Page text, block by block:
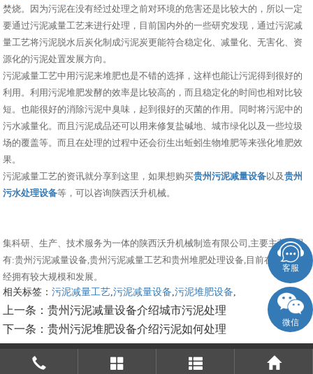
焚烧。因为污泥在没有经过处理之前对环境的危害还是比较大的，所以一定
要通过污泥减量工艺来进行处理，目前国内外的一些研究发现，通过污泥减
量工艺将污泥脱水后炭化制成污泥炭更能符合稳定化、减量化、无害化、资
源化的污泥处置发展方向。
污泥减量工艺中用污泥来堆肥也是不错的选择，这样也能让污泥得到很好的
利用。利用污泥堆肥发酵的效率是比较高的，而且稳定化的时间也相对比较
短。也能很好的消除污泥中臭味，起到很好的灭菌的作用。同时将污泥中的
污水减量化。而且污泥成品还可以用来修复盐碱地、城市绿化以及一些垃圾
场的覆盖等。而且在处理的过程中还会衍生出蚯蚓生物堆肥等来强化堆肥效
果。
污泥减量工艺的资讯就分享到这里，如果想购买贵州污泥减量设备以及贵州
污水处理设备等，可以咨询陕西沃升机械。
集科研、生产、技术服务为一体的陕西沃升机械制造有限公司,主要主营产品
有:贵州污泥减量设备,贵州污泥减量工艺和贵州堆肥处理设备,目前在市场上已
经拥有较大规模和发展。
相关标签：污泥减量工艺 ,污泥减量设备 ,污泥堆肥设备
上一条：贵州污泥减量设备介绍城市污泥处理
下一条：贵州污泥堆肥设备介绍污泥如何处理
客服
微信